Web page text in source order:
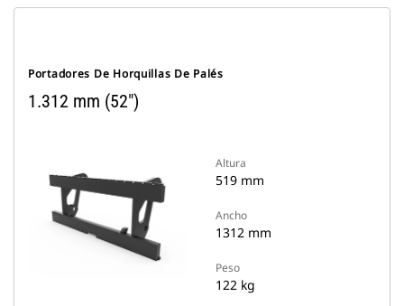
Portadores De Horquillas De Palés
1.312 mm (52")
Altura
519 mm
Ancho
1312 mm
Peso
122 kg